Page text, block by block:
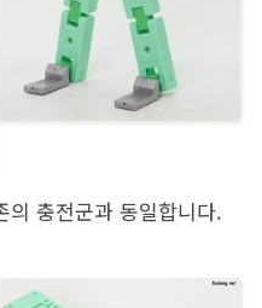
의 충전군과 동일합니다.